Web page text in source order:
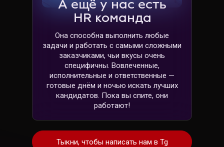
А ещё у нас есть
HR команда
Она способна выполнить любые
задачи и работать с самыми сложными
заказчиками, чьи вкусы очень
специфичны. Вовлеченные,
исполнительные и ответственные —
готовые днём и ночью искать лучших
кандидатов. Пока вы спите, они
работают!
Тыкни, чтобы написать нам в Tg